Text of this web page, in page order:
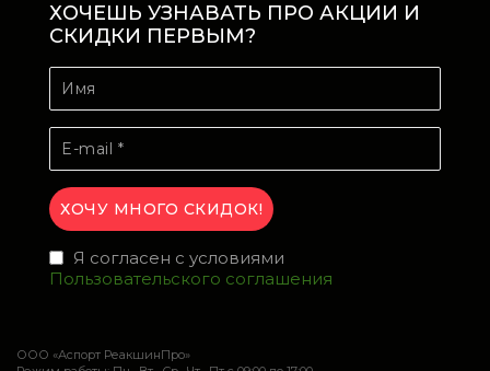
ХОЧЕШЬ УЗНАВАТЬ ПРО АКЦИИ И
СКИДКИ ПЕРВЫМ?
Я согласен с условиями
Пользовательского соглашения
ООО «Аспорт РеакшинПро»